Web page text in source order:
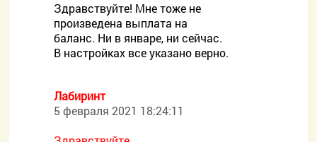
Здравствуйте! Мне тоже не
произведена выплата на
баланс. Ни в январе, ни сейчас.
В настройках все указано верно.
Лабиринт
5 февраля 2021 18:24:11